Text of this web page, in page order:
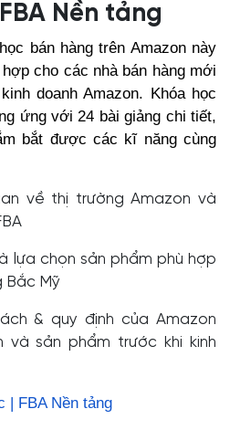
Nền tảng
bán hàng trên Amazon này
cho các nhà bán hàng mới
doanh Amazon. Khóa học
ứng với 24 bài giảng chi tiết,
bắt được các kĩ năng cùng
về thị trường Amazon và
lựa chọn sản phẩm phù hợp
Bắc Mỹ
& quy định của Amazon
và sản phẩm trước khi kinh
| FBA Nền tảng